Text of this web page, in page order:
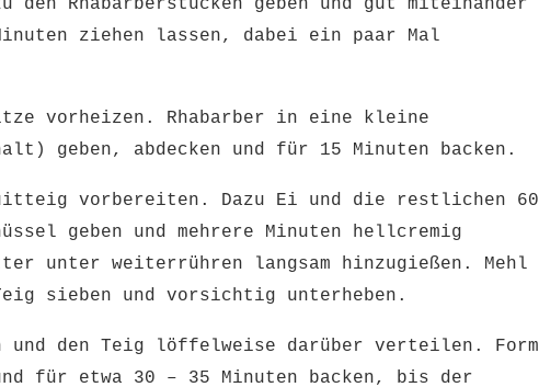
den Rhabarberstücken geben und gut miteinander
ziehen lassen, dabei ein paar Mal
vorheizen. Rhabarber in eine kleine
geben, abdecken und für 15 Minuten backen.
vorbereiten. Dazu Ei und die restlichen 60
geben und mehrere Minuten hellcremig
unter weiterrühren langsam hinzugießen. Mehl
sieben und vorsichtig unterheben.
und den Teig löffelweise darüber verteilen. Form
für etwa 30 – 35 Minuten backen, bis der